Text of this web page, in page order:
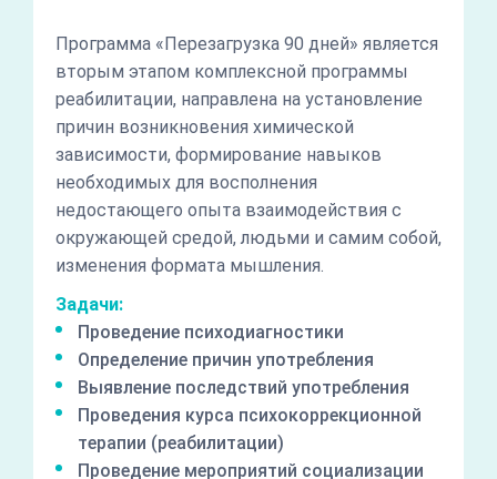
Программа «Перезагрузка 90 дней» является
вторым этапом комплексной программы
реабилитации, направлена на установление
причин возникновения химической
зависимости, формирование навыков
необходимых для восполнения
недостающего опыта взаимодействия с
окружающей средой, людьми и самим собой,
изменения формата мышления.
Задачи:
Проведение психодиагностики
Определение причин употребления
Выявление последствий употребления
Проведения курса психокоррекционной
терапии (реабилитации)
Проведение мероприятий социализации